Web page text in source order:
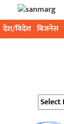
देश/विदेश बिजनेस